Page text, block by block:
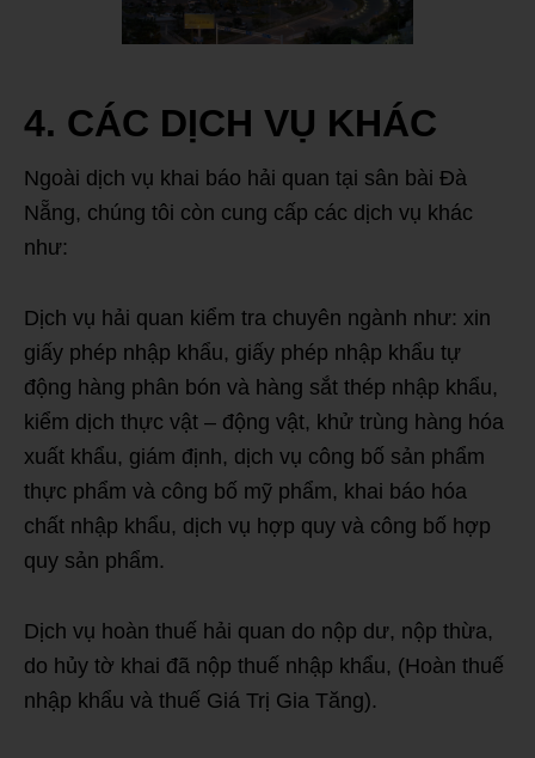
4. CÁC DỊCH VỤ KHÁC
Ngoài dịch vụ khai báo hải quan tại sân bài Đà
Nẵng, chúng tôi còn cung cấp các dịch vụ khác
như:
Dịch vụ hải quan kiểm tra chuyên ngành như: xin
giấy phép nhập khẩu, giấy phép nhập khẩu tự
động hàng phân bón và hàng sắt thép nhập khẩu,
kiểm dịch thực vật – động vật, khử trùng hàng hóa
xuất khẩu, giám định, dịch vụ công bố sản phẩm
thực phẩm và công bố mỹ phẩm, khai báo hóa
chất nhập khẩu, dịch vụ hợp quy và công bố hợp
quy sản phẩm.
Dịch vụ hoàn thuế hải quan do nộp dư, nộp thừa,
do hủy tờ khai đã nộp thuế nhập khẩu, (Hoàn thuế
nhập khẩu và thuế Giá Trị Gia Tăng).